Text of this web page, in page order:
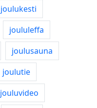
joulukesti
joululeffa
joulusauna
joulutie
jouluvideo